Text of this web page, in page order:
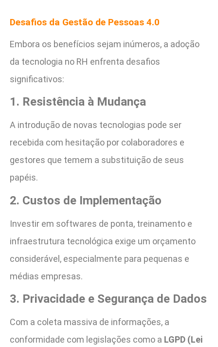
Desafios da Gestão de Pessoas 4.0
Embora os benefícios sejam inúmeros, a adoção
da tecnologia no RH enfrenta desafios
significativos:
1. Resistência à Mudança
A introdução de novas tecnologias pode ser
recebida com hesitação por colaboradores e
gestores que temem a substituição de seus
papéis.
2. Custos de Implementação
Investir em softwares de ponta, treinamento e
infraestrutura tecnológica exige um orçamento
considerável, especialmente para pequenas e
médias empresas.
3. Privacidade e Segurança de Dados
Com a coleta massiva de informações, a
conformidade com legislações como a LGPD (Lei